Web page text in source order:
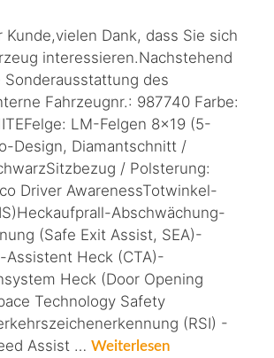
Kunde,vielen Dank, dass Sie sich
interessieren.Nachstehend
des
Fahrzeugnr.: 987740 Farbe:
LM-Felgen 8×19 (5-
Design, Diamantschnitt /
/ Polsterung:
Driver AwarenessTotwinkel-
Abschwächung-
(Safe Exit Assist, SEA)-
Assistent Heck (CTA)-
Heck (Door Opening
Technology Safety
(RSI) -
Assist … Weiterlesen